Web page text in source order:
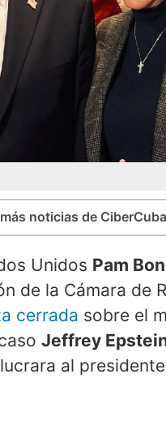
noticias de
Unidos Pam
de la Cámara de
cerrada sobre el
Jeffrey
al